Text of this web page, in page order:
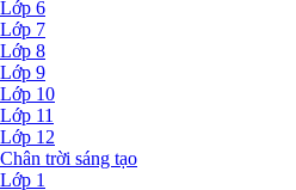
Lớp 6
Lớp 7
Lớp 8
Lớp 9
Lớp 10
Lớp 11
Lớp 12
Chân trời sáng tạo
Lớp 1